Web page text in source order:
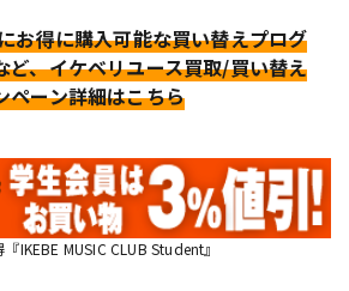
お得に購入可能な買い替えプログ
ど、イケベリユース買取/買い替え
ペーン詳細はこちら
IKEBE MUSIC CLUB Student』